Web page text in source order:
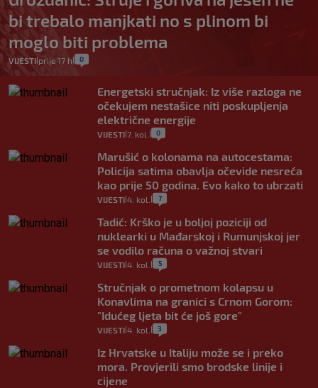
bi trebalo manjkati no s plinom bi
moglo biti problema
VIJESTI| prije 17 h 0
Energetski stručnjak: Iz više razloga ne
očekujem nestašice niti poskupljenja
električne energije
VIJESTI 7. kol. 0
Marušić o kolonama na autocestama:
Policija satima obavlja očevide nesreća
kao prije 50 godina. Evo kako to ubrzati
VIJESTI 4. kol. 7
Tadić: Krško je u boljoj poziciji od
nuklearki u Mađarskoj i Rumunjskoj jer
se vodilo računa o važnoj stvari
VIJESTI 4. kol. 5
Stručnjak o prometnom kolapsu u
Konavlima na granici s Crnom Gorom:
"Idućeg ljeta bit će još gore"
VIJESTI 4. kol. 3
Iz Hrvatske u Italiju može se i preko
mora. Provjerili smo brodske linije i
cijene